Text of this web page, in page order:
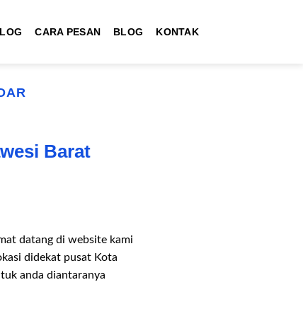
CARA PESAN BLOG KONTAK
Barat
datang di website kami
didekat pusat Kota
anda diantaranya